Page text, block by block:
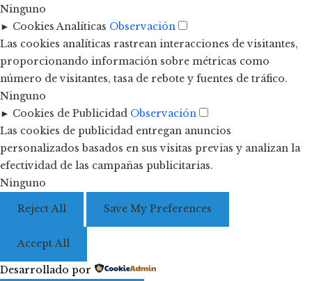
Ninguno
► Cookies Analíticas Observación
Las cookies analíticas rastrean interacciones de visitantes,
proporcionando información sobre métricas como
número de visitantes, tasa de rebote y fuentes de tráfico.
Ninguno
► Cookies de Publicidad Observación
Las cookies de publicidad entregan anuncios
personalizados basados en sus visitas previas y analizan la
efectividad de las campañas publicitarias.
Ninguno
Reject All Save My Preferences
Accept All
Desarrollado por